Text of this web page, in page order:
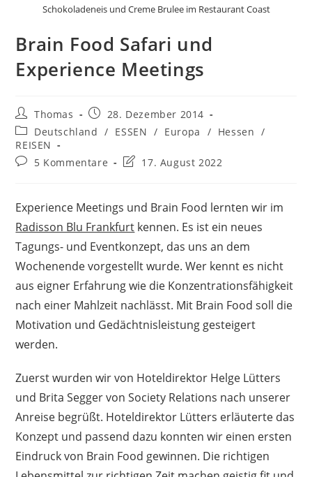
Schokoladeneis und Creme Brulee im Restaurant Coast
Brain Food Safari und
Experience Meetings
Beitrags-
Autor:
Thomas
Beitrag
veröffentlicht:
28. Dezember 2014
Beitrags-
Kategorie:
Deutschland / ESSEN / Europa / Hessen /
REISEN
Beitrags-
5 Kommentare
Beitrag17. August 2022
Experience Meetings und Brain Food lernten wir im
Radisson Blu Frankfurt kennen. Es ist ein neues
Tagungs- und Eventkonzept, das uns an dem
Wochenende vorgestellt wurde. Wer kennt es nicht
aus eigner Erfahrung wie die Konzentrationsfähigkeit
nach einer Mahlzeit nachlässt. Mit Brain Food soll die
Motivation und Gedächtnisleistung gesteigert
werden.
Zuerst wurden wir von Hoteldirektor Helge Lütters
und Brita Segger von Society Relations nach unserer
Anreise begrüßt. Hoteldirektor Lütters erläuterte das
Konzept und passend dazu konnten wir einen ersten
Eindruck von Brain Food gewinnen. Die richtigen